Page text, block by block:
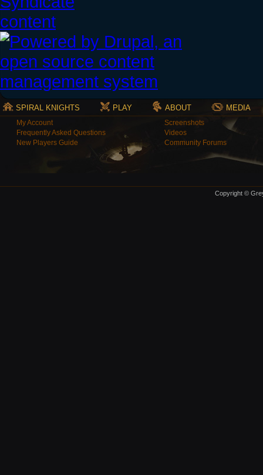
SPIRAL KNIGHTS PLAY ABOUT MEDIA
My Account
Frequently Asked Questions
New Players Guide
Screenshots
Videos
Community Forums
Copyright ©